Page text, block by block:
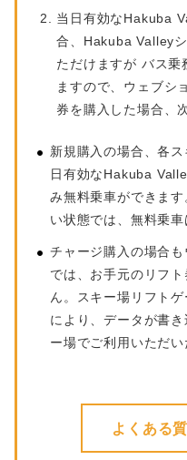
当日有効なHakuba
合、Hakuba Valley
ただけますが バス乗
ますので、ウェブシ
券を購入した場合、
新規購入の場合、各
日有効なHakuba
み無料乗車ができま
い状態では、無料乗車
チャージ購入の場合
では、お手元のリフ
ん。スキー場リフト
により、データが書
ー場でご利用いただい
よくある